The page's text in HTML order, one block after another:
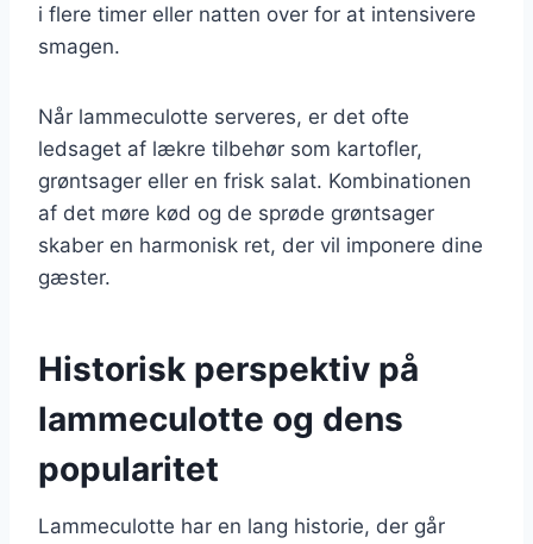
i flere timer eller natten over for at intensivere
smagen.
Når lammeculotte serveres, er det ofte
ledsaget af lækre tilbehør som kartofler,
grøntsager eller en frisk salat. Kombinationen
af det møre kød og de sprøde grøntsager
skaber en harmonisk ret, der vil imponere dine
gæster.
Historisk perspektiv på
lammeculotte og dens
popularitet
Lammeculotte har en lang historie, der går